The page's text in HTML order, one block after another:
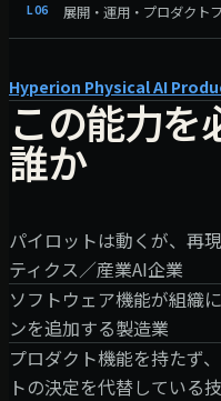
L06 展開・運用・プロダクト
Hyperion Physical AI
この能力を
誰か
パイロットは動くが、再
ティクス／産業AI企業
ソフトウェア機能が組織
ンを追加する製造業
プロダクト機能を持たず
トの決定を代替している